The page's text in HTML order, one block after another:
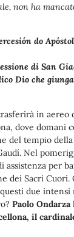
non ha
do
di San
Dio che
in aereo
dove domani
del tempio della
Nel
assistenza per
dei Sacri Cuori.
due
Paolo Ondarza
il